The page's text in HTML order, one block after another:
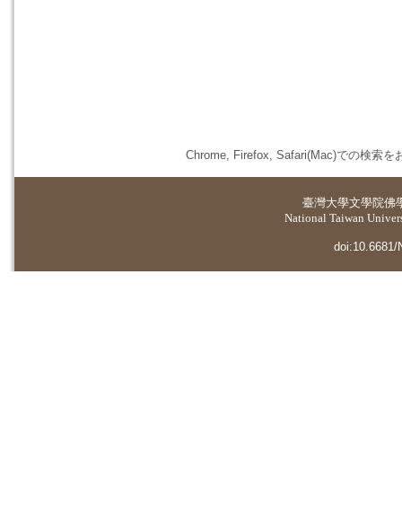
Chrome, Firefox, Safari(Mac)での検索を
臺灣大學文學院佛
National Taiwan
doi:10.6681/